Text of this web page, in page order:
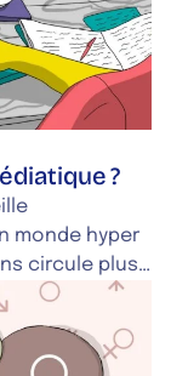
?
monde hyper
circule plus
du bar, la
mais